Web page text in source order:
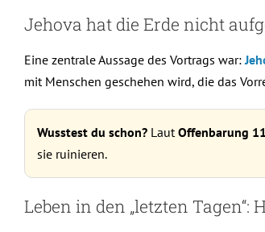
Jehova hat die Erde nicht
Eine zentrale Aussage des Vortrags war:
mit Menschen geschehen wird, die das
Wusstest du schon? Laut Offenbarung
sie ruinieren.
Leben in den „letzten